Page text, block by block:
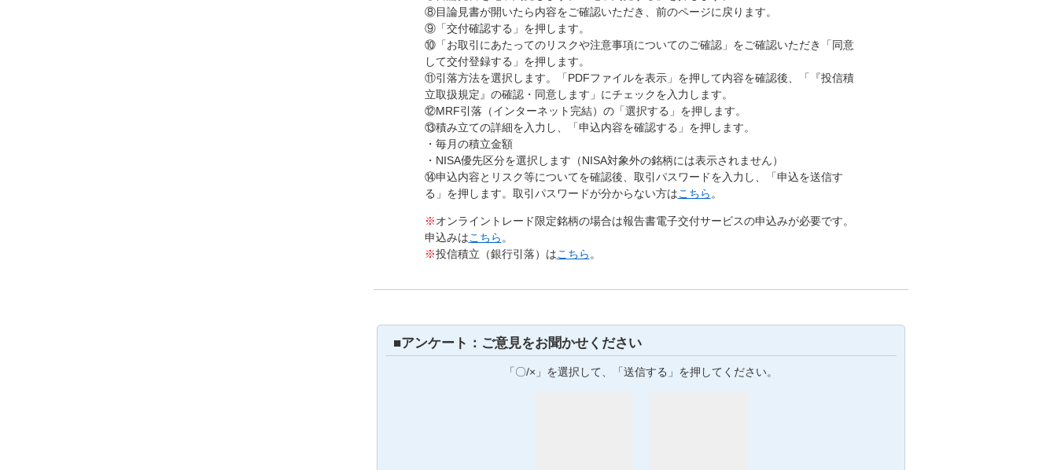
⑧目論見書が開いたら内容をご確認いただき、前のページに戻ります。
⑨「交付確認する」を押します。
⑩「お取引にあたってのリスクや注意事項についてのご確認」をご確認いただき「同意
して交付登録する」を押します。
⑪引落方法を選択します。「PDFファイルを表示」を押して内容を確認後、「『投信積
立取扱規定』の確認・同意します」にチェックを入力します。
⑫MRF引落（インターネット完結）の「選択する」を押します。
⑬積み立ての詳細を入力し、「申込内容を確認する」を押します。
・毎月の積立金額
・NISA優先区分を選択します（NISA対象外の銘柄には表示されません）
⑭申込内容とリスク等についてを確認後、取引パスワードを入力し、「申込を送信す
る」を押します。取引パスワードが分からない方はこちら 。
※オンライントレード限定銘柄の場合は報告書電子交付サービスの申込みが必要です。
申込みはこちら 。
※投信積立（銀行引落）はこちら 。
■アンケート：ご意見をお聞かせください
「〇/×」を選択して、「送信する」を押してください。